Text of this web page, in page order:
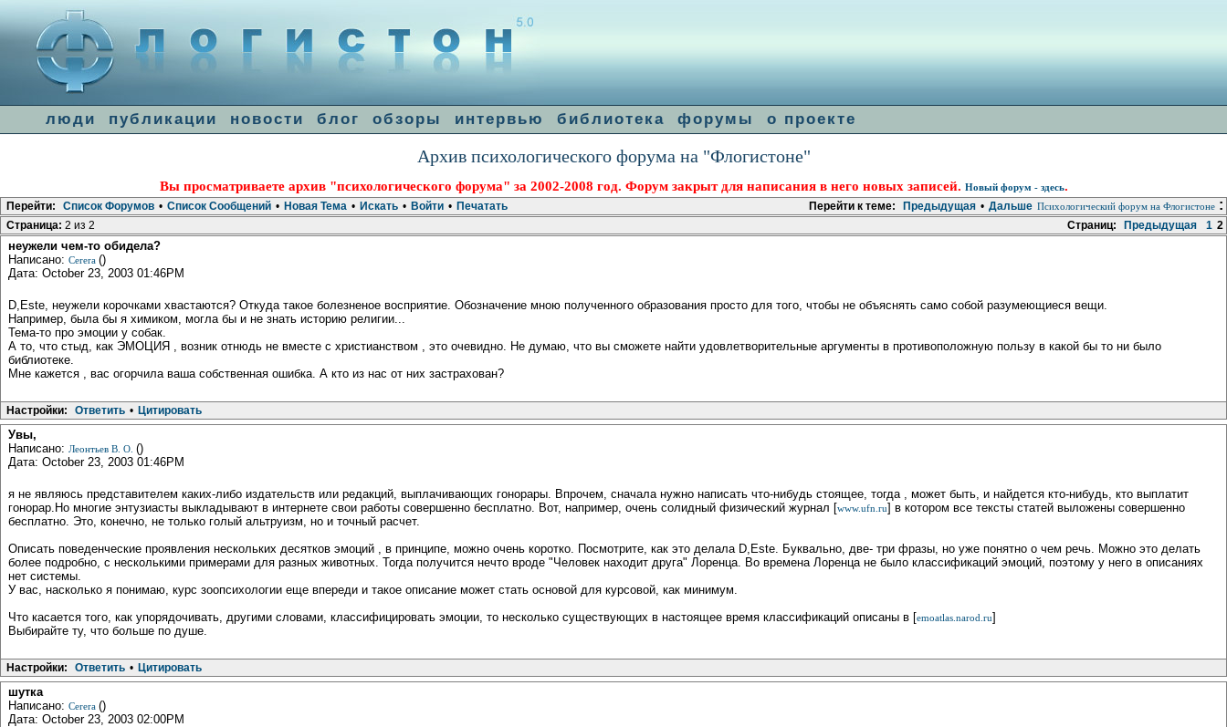
люди публикации новости блог обзоры интервью библиотека форумы о проекте
Архив психологического форума на "Флогистоне"
Вы просматриваете архив "психологического форума" за 2002-2008 год. Форум закрыт для написания в него новых записей. Новый форум - здесь.
Психологический форум на Флогистоне :
Перейти к теме: Предыдущая • Дальше
Перейти: Список Форумов • Список Сообщений • Новая Тема • Искать • Войти • Печатать
Страниц:
Предыдущая 1 2
Страница: 2 из 2
неужели чем-то обидела?
Написано: Cerera ()
Дата: October 23, 2003 01:46PM
D,Este, неужели корочками хвастаются? Откуда такое болезненое восприятие. Обозначение мною полученного образования просто для того, чтобы не объяснять само собой разумеющиеся вещи.
Например, была бы я химиком, могла бы и не знать историю религии...
Тема-то про эмоции у собак.
А то, что стыд, как ЭМОЦИЯ , возник отнюдь не вместе с христианством , это очевидно. Не думаю, что вы сможете найти удовлетворительные аргументы в противоположную пользу в какой бы то ни было
библиотеке.
Мне кажется , вас огорчила ваша собственная ошибка. А кто из нас от них застрахован?
Настройки: Ответить • Цитировать
Увы,
Написано: Леонтьев В. О. ()
Дата: October 23, 2003 01:46PM
я не являюсь представителем каких-либо издательств или редакций, выплачивающих гонорары. Впрочем, сначала нужно написать что-нибудь стоящее, тогда , может быть, и найдется кто-нибудь, кто выплатит
гонорар.Но многие энтузиасты выкладывают в интернете свои работы совершенно бесплатно. Вот, например, очень солидный физический журнал [www.ufn.ru] в котором все тексты статей выложены совершенно
бесплатно. Это, конечно, не только голый альтруизм, но и точный расчет.
Описать поведенческие проявления нескольких десятков эмоций , в принципе, можно очень коротко. Посмотрите, как это делала D,Este. Буквально, две- три фразы, но уже понятно о чем речь. Можно это делать
более подробно, с несколькими примерами для разных животных. Тогда получится нечто вроде "Человек находит друга" Лоренца. Во времена Лоренца не было классификаций эмоций, поэтому у него в описаниях
нет системы.
У вас, насколько я понимаю, курс зоопсихологии еще впереди и такое описание может стать основой для курсовой, как минимум.
Что касается того, как упорядочивать, другими словами, классифицировать эмоции, то несколько существующих в настоящее время классификаций описаны в [emoatlas.narod.ru]
Выбирайте ту, что больше по душе.
Настройки: Ответить • Цитировать
шутка
Написано: Cerera ()
Дата: October 23, 2003 02:00PM